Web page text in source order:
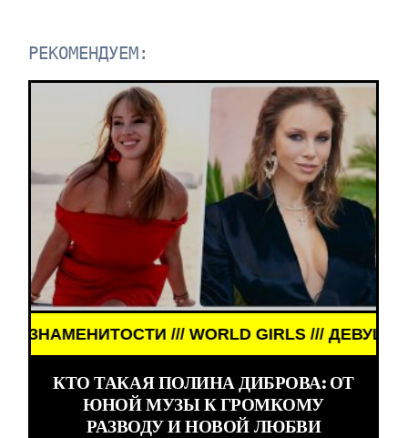
РЕКОМЕНДУЕМ:
/// WORLD GIRLS /// ДЕВУШКИ
КТО ТАКАЯ ПОЛИНА ДИБРОВА: ОТ
ЮНОЙ МУЗЫ К ГРОМКОМУ
РАЗВОДУ И НОВОЙ ЛЮБВИ